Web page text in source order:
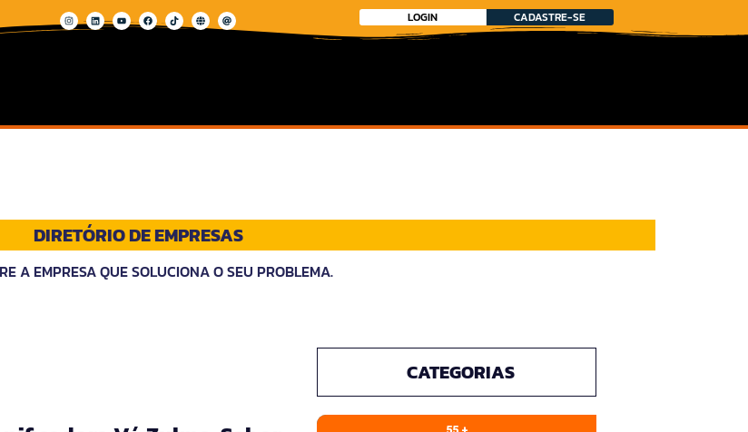
LOGIN CADASTRE-SE
DIRETÓRIO DE EMPRESAS
A EMPRESA QUE SOLUCIONA O SEU PROBLEMA.
CATEGORIAS